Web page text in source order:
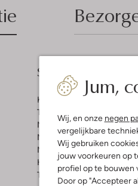
Jum,
Wij, en onze negen
vergelijkbare
Wij gebruiken
jouw voorkeuren op
profiel op te bouwen
Door op "Accepteer
Samenstelling &
Kleur:
Trends:
Materiaal buitenkant:
Materiaal binnenkant:
Materiaal zool:
Rubber
Hakvorm:
Plateauzool
Type neus:
Ronde Neus